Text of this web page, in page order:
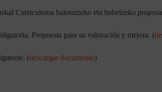
Curriculuma baloratzeko eta hobetzeko
Propuesta para su valoración y mejora. (
(descargar documento)